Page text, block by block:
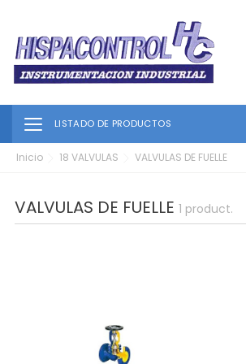
Toggle navigation
LISTADO DE PRODUCTOS
Inicio 18 VALVULAS VALVULAS DE FUELLE
VALVULAS DE FUELLE 1 product.